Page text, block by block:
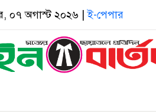
০৭ অগাস্ট ২০২৬ |ই-পেপার